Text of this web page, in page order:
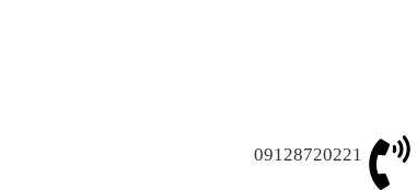
09128720221